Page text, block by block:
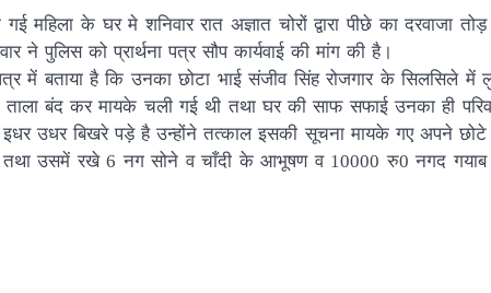
महिला के घर मे शनिवार रात अज्ञात चोरों द्वारा पीछे का
ने पुलिस को प्रार्थना पत्र सौप कार्यवाई की मांग की है।
में बताया है कि उनका छोटा भाई संजीव सिंह रोजगार के सिलसिले में
बंद कर मायके चली गई थी तथा घर की साफ सफाई उनका ही
उधर बिखरे पड़े है उन्होंने तत्काल इसकी सूचना मायके गए अपने छोटे
उसमें रखे 6 नग सोने व चाँदी के आभूषण व 10000 रु0 नगद गयाब